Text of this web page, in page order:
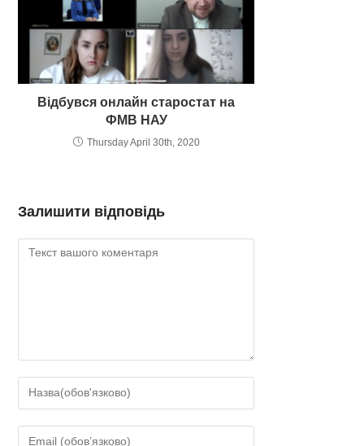
Відбувся онлайн старостат на
ФМВ НАУ
Thursday April 30th, 2020
Залишити відповідь